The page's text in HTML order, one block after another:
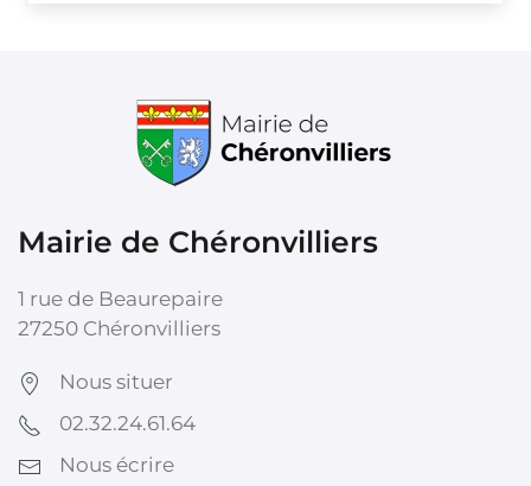
Mairie de Chéronvilliers
1 rue de Beaurepaire
27250 Chéronvilliers
Nous situer
02.32.24.61.64
Nous écrire